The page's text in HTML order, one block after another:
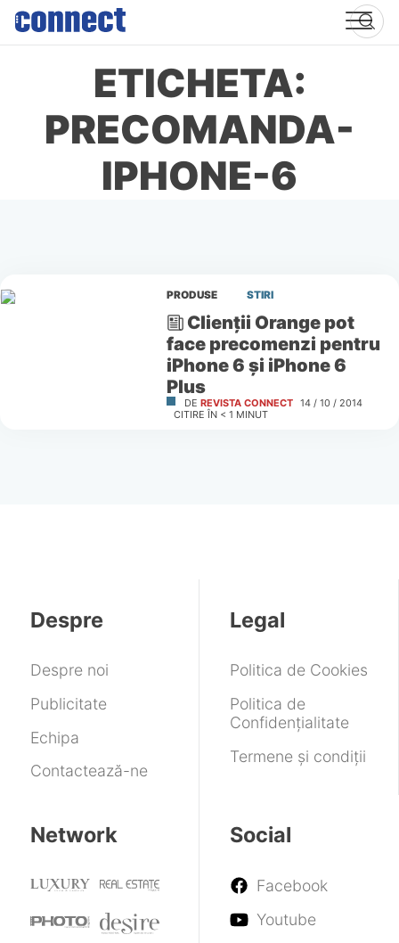
Skip
content
ETICHETA:
PRECOMANDA-
IPHONE-6
PRODUSE STIRI
Clienții Orange pot
face precomenzi pentru
iPhone 6 și iPhone 6
Plus
DE REVISTA CONNECT 14 / 10 / 2014
CITIRE ÎN < 1 MINUT
Despre
Despre noi
Publicitate
Echipa
Contactează-ne
Legal
Politica de Cookies
Politica de
Confidențialitate
Termene și condiții
Network Social
Facebook
Youtube